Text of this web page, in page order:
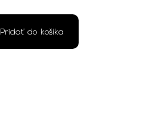
Pridať do košíka